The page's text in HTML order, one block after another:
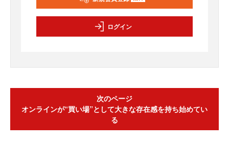
ログイン
次のページ
オンラインが“買い場”として大きな存在感を持ち始めてい
る